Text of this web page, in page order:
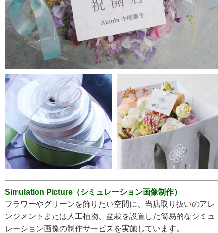
Simulation Picture（シミュレーション画像制作）
フラワーやグリーンを飾りたい空間に、当店取り扱いのアレ
ンジメントまたは人工植物、盆栽を設置した簡易的なシミュ
レーション画像の制作サービスを実施しています。